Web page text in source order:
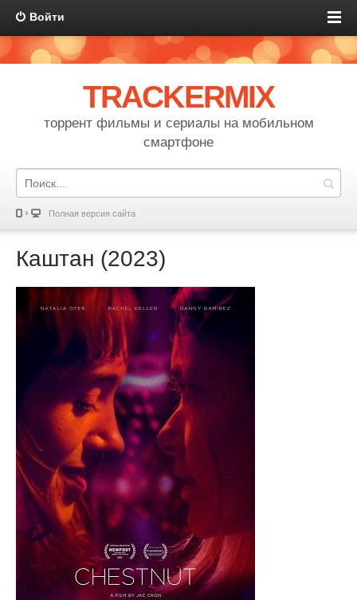
Войти
TRACKERMIX
торрент фильмы и сериалы на мобильном
смартфоне
Полная версия сайта
Каштан (2023)